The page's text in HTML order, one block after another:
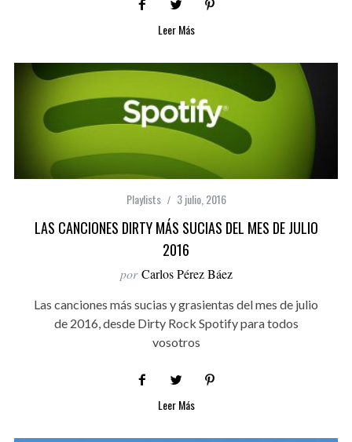
Leer Más
Playlists 3 julio, 2016
LAS CANCIONES DIRTY MÁS SUCIAS DEL MES DE JULIO
2016
por Carlos Pérez Báez
Las canciones más sucias y grasientas del mes de julio
de 2016, desde Dirty Rock Spotify para todos
vosotros
Leer Más